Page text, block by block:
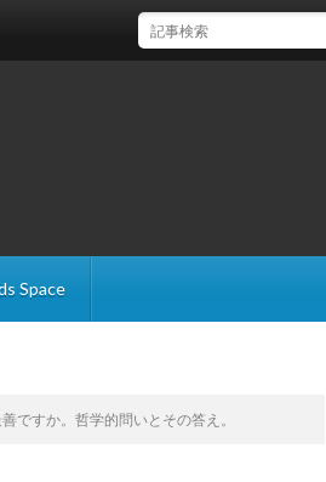
Space
ですか。哲学的問いとその答え。